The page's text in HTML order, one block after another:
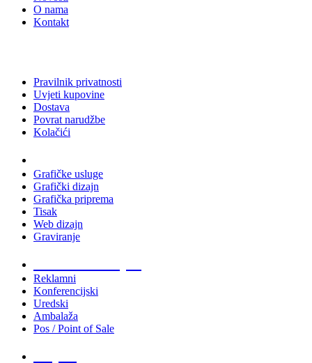
O nama
Kontakt
Pravilnik privatnosti
Uvjeti kupovine
Dostava
Povrat narudžbe
Kolačići
Grafičke usluge
Grafički dizajn
Grafička priprema
Tisak
Web dizajn
Graviranje
Reklamni
Konferencijski
Uredski
Ambalaža
Pos / Point of Sale